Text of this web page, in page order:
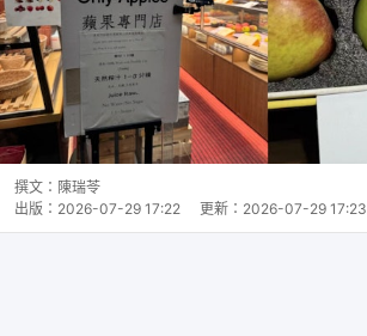
撰文： 陳瑞苓
出版： 2026-07-29 17:22 更新： 2026-07-29 17:23